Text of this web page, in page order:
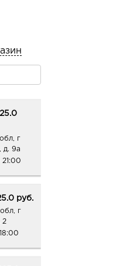
г
д. 9а
руб.
г
2